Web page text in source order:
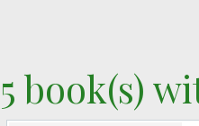
5 book(s)